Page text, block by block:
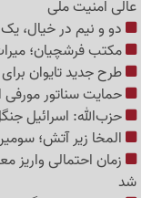
عالی امنیت ملی
دو و نیم در خیال،
مکتب فرشچیان؛
طرح جدید تایوان
حمایت سناتور مورفی
حزب‌الله: اسرائیل
المخا زیر آتش؛
زمان احتمالی واریز
شد